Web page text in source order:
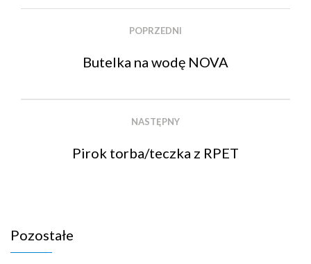
POPRZEDNI
Butelka na wodę NOVA
NASTĘPNY
Pirok torba/teczka z RPET
Pozostałe